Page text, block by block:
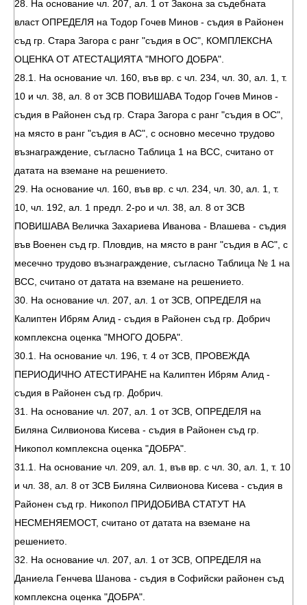
28. На основание чл. 207, ал. 1 от Закона за съдебната
власт ОПРЕДЕЛЯ на Тодор Гочев Минов - съдия в Районен
съд гр. Стара Загора с ранг "съдия в ОС", КОМПЛЕКСНА
ОЦЕНКА ОТ АТЕСТАЦИЯТА "МНОГО ДОБРА".
28.1. На основание чл. 160, във вр. с чл. 234, чл. 30, ал. 1, т.
10 и чл. 38, ал. 8 от ЗСВ ПОВИШАВА Тодор Гочев Минов -
съдия в Районен съд гр. Стара Загора с ранг "съдия в ОС",
на място в ранг "съдия в АС", с основно месечно трудово
възнаграждение, съгласно Таблица 1 на ВСС, считано от
датата на вземане на решението.
29. На основание чл. 160, във вр. с чл. 234, чл. 30, ал. 1, т.
10, чл. 192, ал. 1 предл. 2-ро и чл. 38, ал. 8 от ЗСВ
ПОВИШАВА Величка Захариева Иванова - Влашева - съдия
във Военен съд гр. Пловдив, на място в ранг "съдия в АС", с
месечно трудово възнаграждение, съгласно Таблица № 1 на
ВСС, считано от датата на вземане на решението.
30. На основание чл. 207, ал. 1 от ЗСВ, ОПРЕДЕЛЯ на
Калиптен Ибрям Алид - съдия в Районен съд гр. Добрич
комплексна оценка "МНОГО ДОБРА".
30.1. На основание чл. 196, т. 4 от ЗСВ, ПРОВЕЖДА
ПЕРИОДИЧНО АТЕСТИРАНЕ на Калиптен Ибрям Алид -
съдия в Районен съд гр. Добрич.
31. На основание чл. 207, ал. 1 от ЗСВ, ОПРЕДЕЛЯ на
Биляна Силвионова Кисева - съдия в Районен съд гр.
Никопол комплексна оценка "ДОБРА".
31.1. На основание чл. 209, ал. 1, във вр. с чл. 30, ал. 1, т. 10
и чл. 38, ал. 8 от ЗСВ Биляна Силвионова Кисева - съдия в
Районен съд гр. Никопол ПРИДОБИВА СТАТУТ НА
НЕСМЕНЯЕМОСТ, считано от датата на вземане на
решението.
32. На основание чл. 207, ал. 1 от ЗСВ, ОПРЕДЕЛЯ на
Даниела Генчева Шанова - съдия в Софийски районен съд
комплексна оценка "ДОБРА".